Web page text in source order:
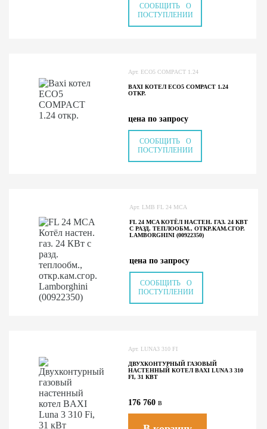
СООБЩИТЬ О
ПОСТУПЛЕНИИ
Арт. ECO5 COMPACT 1.24
BAXI КОТЕЛ ECO5 COMPACT 1.24
ОТКР.
цена по запросу
СООБЩИТЬ О
ПОСТУПЛЕНИИ
Арт. LMB FL 24 MCA
FL 24 MCA КОТЁЛ НАСТЕН. ГАЗ. 24 КВТ
С РАЗД. ТЕПЛООБМ., ОТКР.КАМ.СГОР.
LAMBORGHINI (00922350)
цена по запросу
СООБЩИТЬ О
ПОСТУПЛЕНИИ
Арт. LUNA3 310 FI
ДВУХКОНТУРНЫЙ ГАЗОВЫЙ
НАСТЕННЫЙ КОТЕЛ BAXI LUNA 3 310
FI, 31 КВТ
176 760в